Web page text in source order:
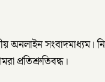
অনলাইন সংবাদমাধ্যম।
প্রতিশ্রুতিবদ্ধ।